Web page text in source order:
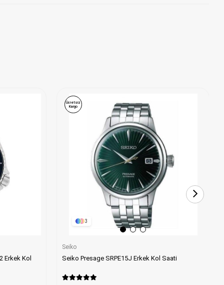
3
Seiko
Seiko Presage SRPE15J Erkek Kol Saati
Ücretsiz
Kargo